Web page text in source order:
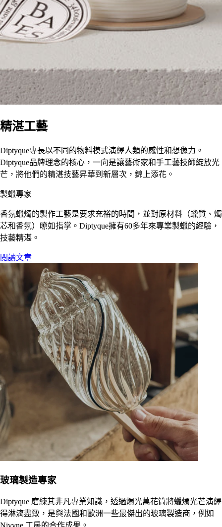
精湛工藝
Diptyque專長以不同的物料模式演繹人類的感性和想像力。
Diptyque品牌理念的核心，一向是讓藝術家和手工藝技師綻放光
芒，將他們的精湛技藝昇華到新層次，錦上添花。
製蠟專家
香氛蠟燭的製作工藝是要求充裕的時間，並對原材料（蠟質、燭
芯和香氛）暸如指掌。Diptyque擁有60多年來專業製蠟的經驗，
技藝精湛。
閱讀文章
玻璃製造專家
Diptyque 磨練其非凡專業知識，透過燭光萬花筒將蠟燭光芒演繹
得淋漓盡致，是與法國和歐洲一些最傑出的玻璃製造商，例如